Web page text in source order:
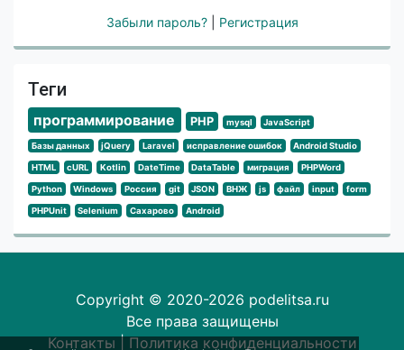
Забыли пароль? Регистрация
Теги
программирование PHP mysql JavaScript
Базы данных jQuery Laravel исправление ошибок Android Studio
HTML cURL Kotlin DateTime DataTable миграция PHPWord
Python Windows Россия git JSON ВНЖ js файл input form
PHPUnit Selenium Сахарово Android
Copyright © 2020-2026 podelitsa.ru
Все права защищены
Контакты
Политика конфиденциальности